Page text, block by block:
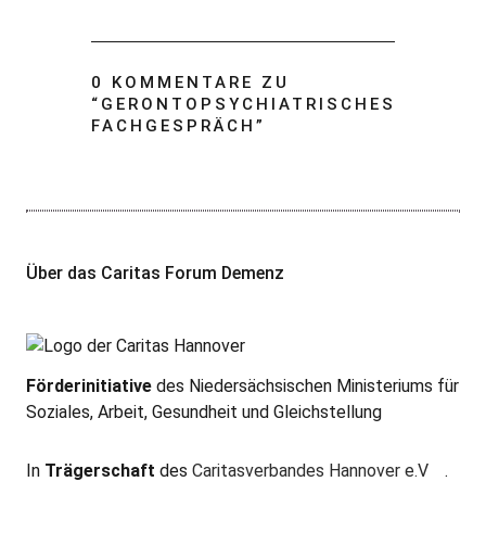
0 KOMMENTARE ZU
“ GERONTOPSYCHIATRISCHES
FACHGESPRÄCH ”
Über das Caritas Forum Demenz
Förderinitiative des Niedersächsischen Ministeriums für
Soziales, Arbeit, Gesundheit und Gleichstellung
In Trägerschaft des Caritasverbandes Hannover e.V .